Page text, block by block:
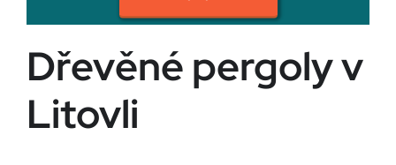
Dřevěné pergoly v
Litovli